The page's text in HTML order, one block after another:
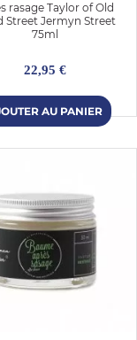
rasage Taylor of Old
Street Jermyn Street
75ml
22,95 €